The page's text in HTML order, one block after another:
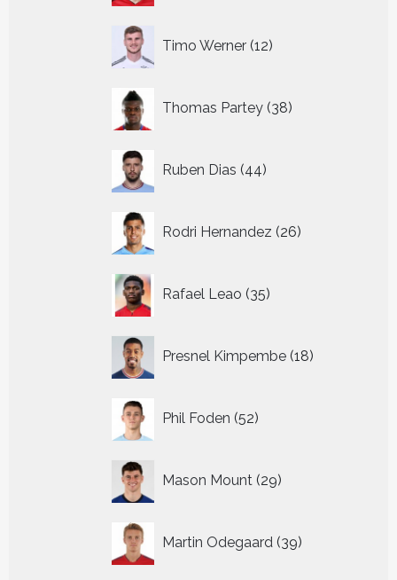
Timo Werner 12
producten
Thomas Partey 38
producten
Ruben Dias 44
producten
Rodri Hernandez 26
producten
Rafael Leao 35
producten
Presnel Kimpembe 18
producten
Phil Foden 52
producten
Mason Mount 29
producten
Martin Odegaard 39
producten